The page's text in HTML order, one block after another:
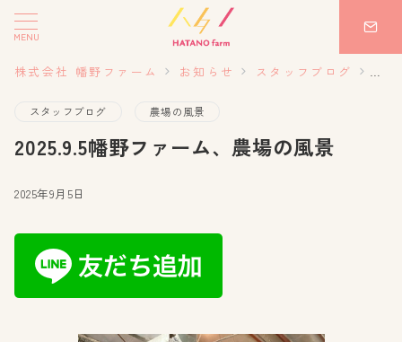
MENU
株式会社 幡野ファーム お知らせ スタッフブログ
スタッフブログ 農場の風景
2025.9.5幡野ファーム、農場の風景
2025年9月5日